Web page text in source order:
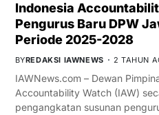
Indonesia
Pengurus Baru DPW
Periode 2025-2028
BYREDAKSI IAWNEWS 2 TAHUN
IAWNews.com – Dewan
Accountability Watch (IAW)
pengangkatan susunan